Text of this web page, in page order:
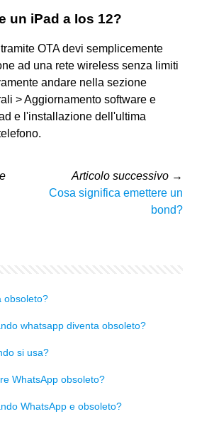
un iPad a Ios 12?
OTA devi semplicemente
ad una rete wireless senza limiti
andare nella sezione
> Aggiornamento software e
e l'installazione dell'ultima
Articolo successivo →
Cosa significa emettere un
bond?
obsoleto?
whatsapp diventa obsoleto?
si usa?
WhatsApp obsoleto?
WhatsApp e obsoleto?